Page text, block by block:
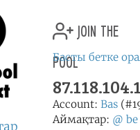
join the
pool
Басты бетке
Account: Bas
Аймақтар: @ be